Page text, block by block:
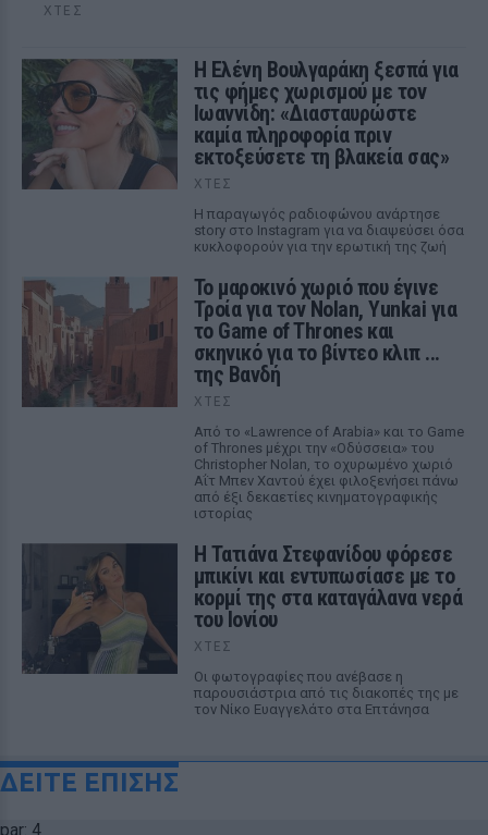
ΧΤΕΣ
Η Ελένη Βουλγαράκη ξεσπά για
τις φήμες χωρισμού με τον
Ιωαννίδη: «Διασταυρώστε
καμία πληροφορία πριν
εκτοξεύσετε τη βλακεία σας»
ΧΤΕΣ
Η παραγωγός ραδιοφώνου ανάρτησε
story στο Instagram για να διαψεύσει όσα
κυκλοφορούν για την ερωτική της ζωή
Το μαροκινό χωριό που έγινε
Τροία για τον Nolan, Yunkai για
το Game of Thrones και
σκηνικό για το βίντεο κλιπ ...
της Βανδή
ΧΤΕΣ
Από το «Lawrence of Arabia» και το Game
of Thrones μέχρι την «Οδύσσεια» του
Christopher Nolan, το οχυρωμένο χωριό
Αΐτ Μπεν Χαντού έχει φιλοξενήσει πάνω
από έξι δεκαετίες κινηματογραφικής
ιστορίας
Η Τατιάνα Στεφανίδου φόρεσε
μπικίνι και εντυπωσίασε με το
κορμί της στα καταγάλανα νερά
του Ιονίου
ΧΤΕΣ
Οι φωτογραφίες που ανέβασε η
παρουσιάστρια από τις διακοπές της με
τον Νίκο Ευαγγελάτο στα Επτάνησα
ΔΕΙΤΕ ΕΠΙΣΗΣ
par: 4